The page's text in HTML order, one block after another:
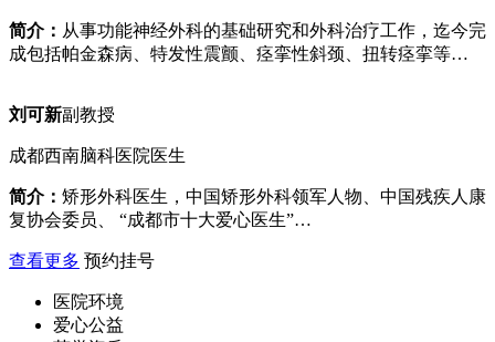
简介： 从事功能神经外科的基础研究和外科治疗工作，迄今完
成包括帕金森病、特发性震颤、痉挛性斜颈、扭转痉挛等…
刘可新副教授
成都西南脑科医院医生
简介： 矫形外科医生，中国矫形外科领军人物、中国残疾人康
复协会委员、 “成都市十大爱心医生”…
查看更多 预约挂号
医院环境
爱心公益